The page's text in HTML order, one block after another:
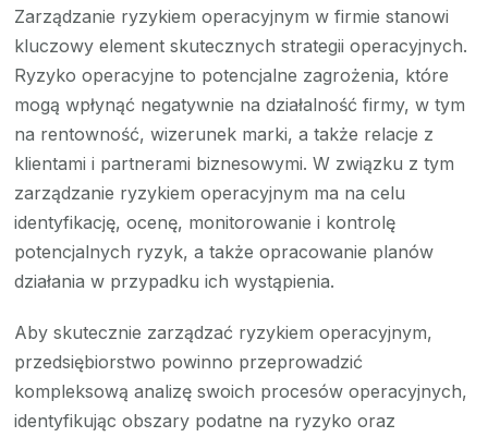
Zarządzanie ryzykiem operacyjnym w firmie stanowi
kluczowy element skutecznych strategii operacyjnych.
Ryzyko operacyjne to potencjalne zagrożenia, które
mogą wpłynąć negatywnie na działalność firmy, w tym
na rentowność, wizerunek marki, a także relacje z
klientami i partnerami biznesowymi. W związku z tym
zarządzanie ryzykiem operacyjnym ma na celu
identyfikację, ocenę, monitorowanie i kontrolę
potencjalnych ryzyk, a także opracowanie planów
działania w przypadku ich wystąpienia.
Aby skutecznie zarządzać ryzykiem operacyjnym,
przedsiębiorstwo powinno przeprowadzić
kompleksową analizę swoich procesów operacyjnych,
identyfikując obszary podatne na ryzyko oraz